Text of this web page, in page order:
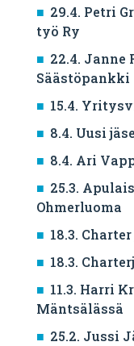
29.4. Petri
työ Ry
22.4.
Säästöpankki
15.4.
8.4. Uusi
8.4. Ari
25.3.
Ohmerluoma
18.3.
18.3.
11.3. Harri
Mäntsälässä
25.2. Jussi